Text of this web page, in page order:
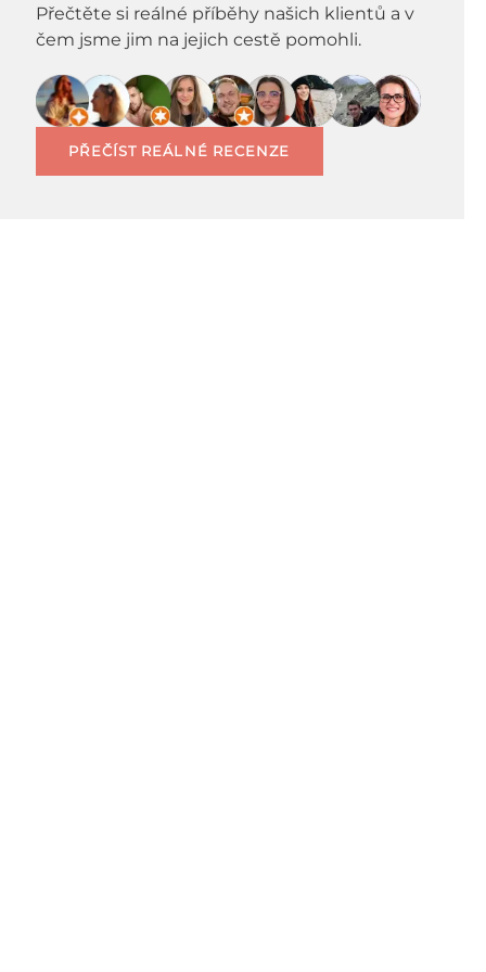
Přečtěte si reálné příběhy našich klientů a v
čem jsme jim na jejich cestě pomohli.
PŘEČÍST REÁLNÉ RECENZE